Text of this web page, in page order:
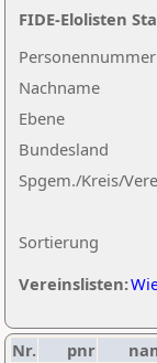
Nachname
Ebene
Sortierung
Personennummer
Bundesland
Spgem./Kreis/
Vereinslisten:
FIDE-Elolisten
Nr. pnr